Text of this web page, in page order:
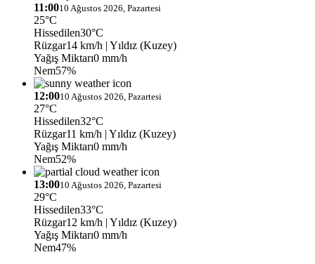
11:0010 Ağustos 2026, Pazartesi
25°C
Hissedilen30°C
Rüzgar14 km/h | Yıldız (Kuzey)
Yağış Miktarı0 mm/h
Nem57%
12:0010 Ağustos 2026, Pazartesi
27°C
Hissedilen32°C
Rüzgar11 km/h | Yıldız (Kuzey)
Yağış Miktarı0 mm/h
Nem52%
13:0010 Ağustos 2026, Pazartesi
29°C
Hissedilen33°C
Rüzgar12 km/h | Yıldız (Kuzey)
Yağış Miktarı0 mm/h
Nem47%